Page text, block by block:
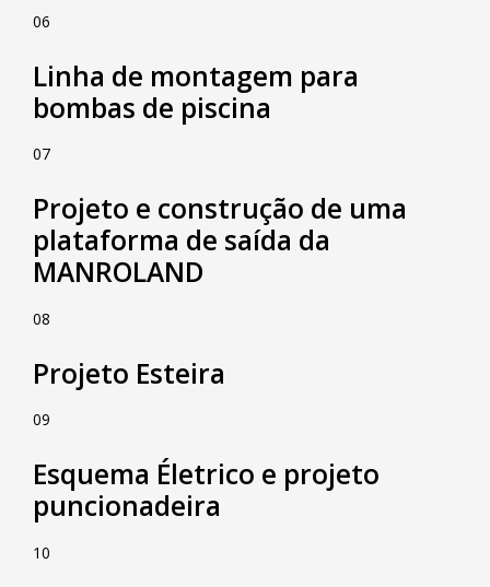
06
Linha de montagem para
bombas de piscina
07
Projeto e construção de uma
plataforma de saída da
MANROLAND
08
Projeto Esteira
09
Esquema Életrico e projeto
puncionadeira
10